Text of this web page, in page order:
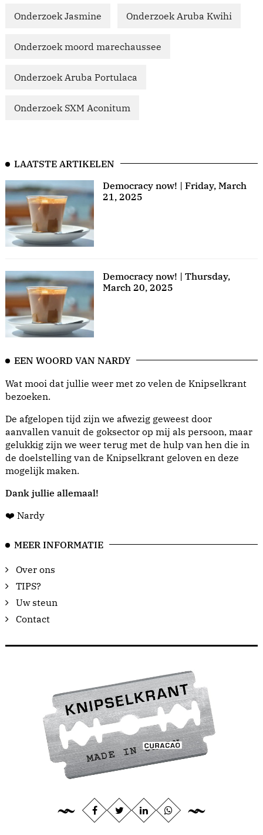
Onderzoek Jasmine Onderzoek Aruba Kwihi
Onderzoek moord marechaussee
Onderzoek Aruba Portulaca
Onderzoek SXM Aconitum
LAATSTE ARTIKELEN
Democracy now! | Friday, March
21, 2025
Democracy now! | Thursday,
March 20, 2025
EEN WOORD VAN NARDY
Wat mooi dat jullie weer met zo velen de Knipselkrant
bezoeken.
De afgelopen tijd zijn we afwezig geweest door
aanvallen vanuit de goksector op mij als persoon, maar
gelukkig zijn we weer terug met de hulp van hen die in
de doelstelling van de Knipselkrant geloven en deze
mogelijk maken.
Dank jullie allemaal!
❤️ Nardy
MEER INFORMATIE
Over ons
TIPS?
Uw steun
Contact